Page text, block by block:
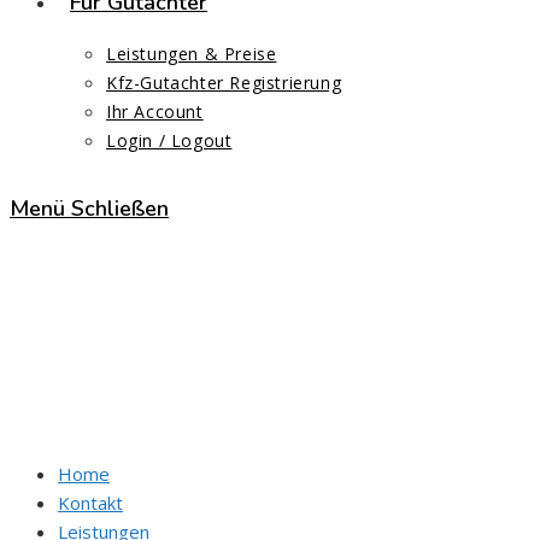
Leistungen & Preise
Kfz-Gutachter Registrierung
Ihr Account
Login / Logout
Menü Schließen
Home
Kontakt
Leistungen